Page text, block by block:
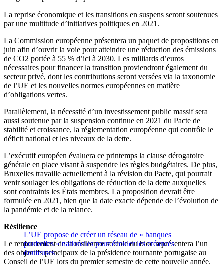
La reprise économique et les transitions en suspens seront soutenues
par une multitude d’initiatives politiques en 2021.
La Commission européenne présentera un paquet de propositions en
juin afin d’ouvrir la voie pour atteindre une réduction des émissions
de CO2 portée à 55 % d’ici à 2030. Les milliards d’euros
nécessaires pour financer la transition proviendront également du
secteur privé, dont les contributions seront versées via la taxonomie
de l’UE et les nouvelles normes européennes en matière
d’obligations vertes.
Parallèlement, la nécessité d’un investissement public massif sera
aussi soutenue par la suspension continue en 2021 du Pacte de
stabilité et croissance, la réglementation européenne qui contrôle le
déficit national et les niveaux de la dette.
L’exécutif européen évaluera ce printemps la clause dérogatoire
générale en place visant à suspendre les règles budgétaires. De plus,
Bruxelles travaille actuellement à la révision du Pacte, qui pourrait
venir soulager les obligations de réduction de la dette auxquelles
sont contraints les États membres. La proposition devrait être
formulée en 2021, bien que la date exacte dépende de l’évolution de
la pandémie et de la relance.
L’UE propose de créer un réseau de « banques
poubelles » nationales pour écouler les créances
douteuses
Résilience
Le renforcement de la résilience sociale du bloc représentera l’un
des objectifs principaux de la présidence tournante portugaise au
Conseil de l’UE lors du premier semestre de cette nouvelle année.